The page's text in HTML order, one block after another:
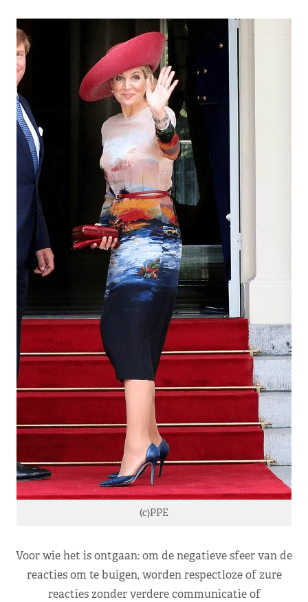
(c)PPE
Voor wie het is ontgaan: om de negatieve sfeer van de
reacties om te buigen, worden respectloze of zure
reacties zonder verdere communicatie of